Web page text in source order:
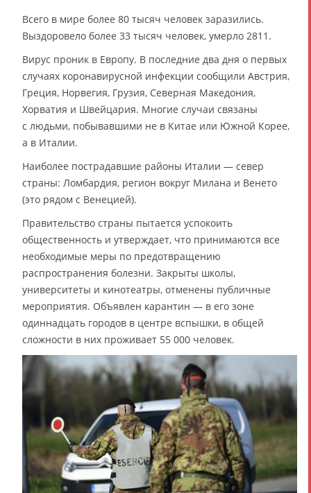
Всего в мире более 80 тысяч человек заразились.
Выздоровело более 33 тысяч человек, умерло 2811.
Вирус проник в Европу. В последние два дня о первых
случаях коронавирусной инфекции сообщили Австрия,
Греция, Норвегия, Грузия, Северная Македония,
Хорватия и Швейцария. Многие случаи связаны
с людьми, побывавшими не в Китае или Южной Корее,
а в Италии.
Наиболее пострадавшие районы Италии — север
страны: Ломбардия, регион вокруг Милана и Венето
(это рядом с Венецией).
Правительство страны пытается успокоить
общественность и утверждает, что принимаются все
необходимые меры по предотвращению
распространения болезни. Закрыты школы,
университеты и кинотеатры, отменены публичные
мероприятия. Объявлен карантин — в его зоне
одиннадцать городов в центре вспышки, в общей
сложности в них проживает 55 000 человек.